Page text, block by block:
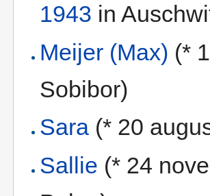
1943 in
Meijer (Max) (*
Sobibor)
Sara (* 20
Sallie (* 24